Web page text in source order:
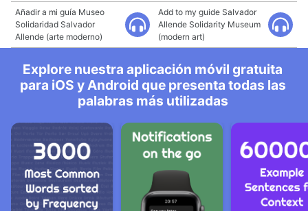
Añadir a mi guía Museo
Solidaridad Salvador
Allende (arte moderno)
Add to my guide Salvador
Allende Solidarity Museum
(modern art)
Explore nuestra aplicación móvil gratuita
para iOS y Android que presenta todas las
palabras más utilizadas